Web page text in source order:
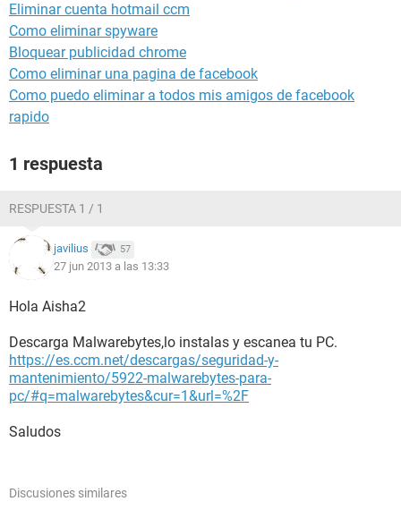
Eliminar cuenta hotmail ccm
Como eliminar spyware
Bloquear publicidad chrome
Como eliminar una pagina de facebook
Como puedo eliminar a todos mis amigos de facebook
rapido
1 respuesta
RESPUESTA 1 / 1
javilius 57
27 jun 2013 a las 13:33
Hola Aisha2
Descarga Malwarebytes,lo instalas y escanea tu PC.
https://es.ccm.net/descargas/seguridad-y-
mantenimiento/5922-malwarebytes-para-
pc/#q=malwarebytes&cur=1&url=%2F
Saludos
Discusiones similares